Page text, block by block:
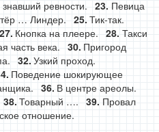
ревности.
Певица
… Линдер.
Тик-так.
Кнопка на плеере.
Такси
часть века.
Пригород
Узкий проход.
Поведение шокирующее
В центре ареолы.
Товарный ….
Провал
отношение.